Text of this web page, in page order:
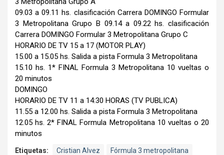
09.03 a 09.11 hs. clasificación Carrera DOMINGO Formular
3 Metropolitana Grupo B 09.14 a 09.22 hs. clasificación
Carrera DOMINGO Formular 3 Metropolitana Grupo C
HORARIO DE TV 15 a 17 (MOTOR PLAY)
15.00 a 15.05 hs. Salida a pista Formula 3 Metropolitana
15.10 hs. 1* FINAL Formula 3 Metropolitana 10 vueltas o
20 minutos
DOMINGO
HORARIO DE TV 11 a 14:30 HORAS (TV PUBLICA)
11.55 a 12.00 hs. Salida a pista Formula 3 Metropolitana
12.05 hs. 2* FINAL Formula Metropolitana 10 vueltas o 20
minutos
Etiquetas: Cristian Alvez Fórmula 3 metropolitana